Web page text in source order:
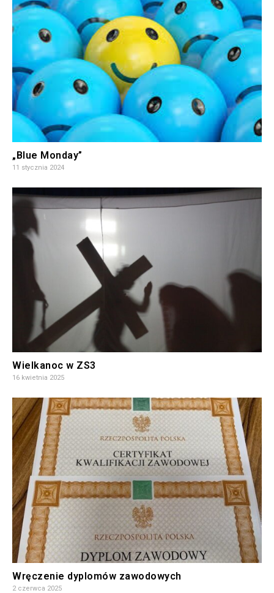
„Blue Monday”
11 stycznia 2024
Wielkanoc w ZS3
16 kwietnia 2025
Wręczenie dyplomów zawodowych
2 czerwca 2025